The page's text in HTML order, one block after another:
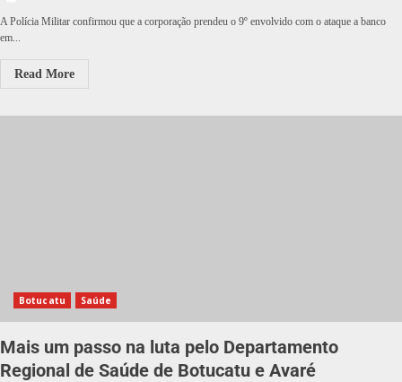
A Polícia Militar confirmou que a corporação prendeu o 9º envolvido com o ataque a banco
em...
Read More
Botucatu Saúde
Mais um passo na luta pelo Departamento
Regional de Saúde de Botucatu e Avaré